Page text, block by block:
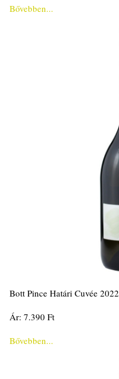
Bővebben...
Bott Pince Határi Cuvée 2022
Ár: 7.390 Ft
Bővebben...